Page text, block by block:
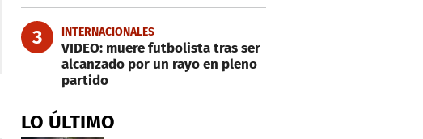
3 INTERNACIONALES
VIDEO: muere futbolista tras ser
alcanzado por un rayo en pleno
partido
LO ÚLTIMO